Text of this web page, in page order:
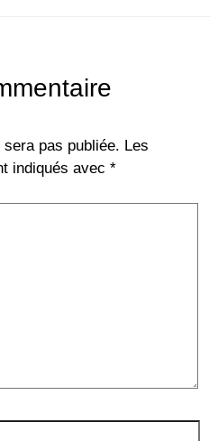
pas publiée. Les
indiqués avec *